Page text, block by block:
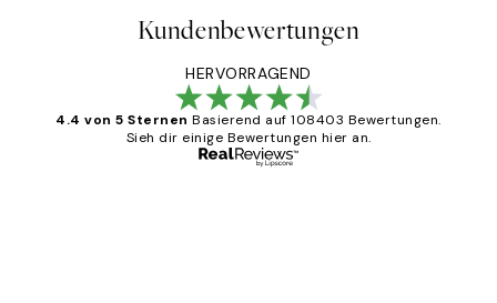
Kundenbewertungen
HERVORRAGEND
4.4 von 5 Sternen Basierend auf 108403 Bewertungen.
Sieh dir einige Bewertungen hier an.